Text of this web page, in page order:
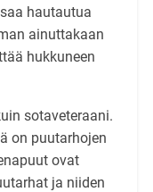
hautautua
ainuttakaan
hukkuneen
sotaveteraani.
on puutarhojen
ovat
ja niiden